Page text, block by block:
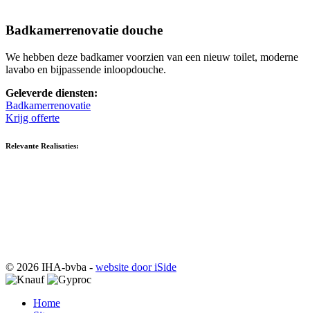
Badkamerrenovatie douche
We hebben deze badkamer voorzien van een nieuw toilet, moderne
lavabo en bijpassende inloopdouche.
Geleverde diensten:
Badkamerrenovatie
Krijg offerte
Relevante Realisaties:
© 2026 IHA-bvba - website door iSide
Home